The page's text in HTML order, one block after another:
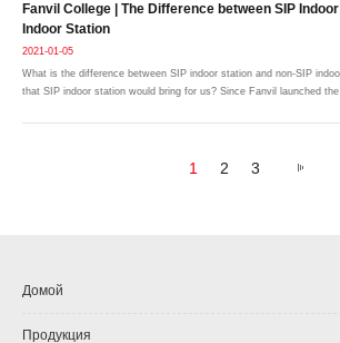
Fanvil College | The Difference between SIP
Indoor Station
2021-01-05
What is the difference between SIP indoor station and non-SIP
that SIP indoor station would bring for us? Since Fanvil launched
images will lead you to get clear answers.
1 2 3
Домой
Продукция